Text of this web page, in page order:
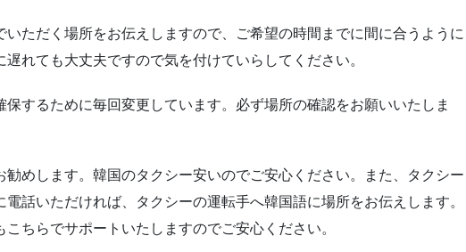
いただく場所をお伝えしますので、ご希望の時間までに間に合うように
れても大丈夫ですので気を付けていらしてください。
するために毎回変更しています。必ず場所の確認をお願いいたしま
勧めします。韓国のタクシー安いのでご安心ください。また、タクシー
話いただければ、タクシーの運転手へ韓国語に場所をお伝えします。
ちらでサポートいたしますのでご安心ください。